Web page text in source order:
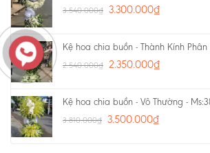
3.540.000₫ 3.300.000₫
Kệ hoa chia buồn - Thành Kính Phân
2.540.000₫ 2.350.000₫
Kệ hoa chia buồn - Vô Thường -
3.810.000₫ 3.500.000₫